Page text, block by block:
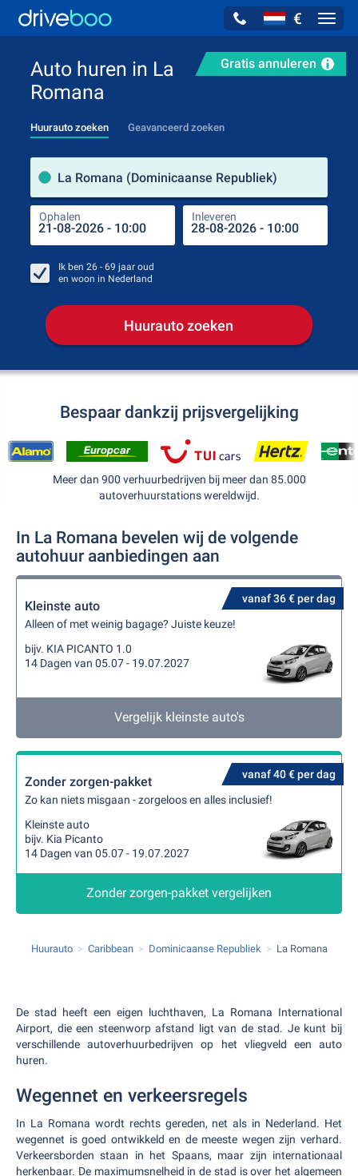
€
Gratis annuleren
Auto huren in La
Romana
Huurauto zoeken Geavanceerd zoeken
La Romana (Dominicaanse Republiek)
Ophalen Inleveren
Ik ben 26 - 69 jaar oud
en woon in Nederland
Huurauto zoeken
Bespaar dankzij prijsvergelijking
Meer dan 900 verhuurbedrijven bij meer dan 85.000
autoverhuurstations wereldwijd.
In La Romana bevelen wij de volgende
autohuur aanbiedingen aan
vanaf 36 € per dag
Kleinste auto
Alleen of met weinig bagage? Juiste keuze!
bijv. KIA PICANTO 1.0
14 Dagen van 05.07 - 19.07.2027
Vergelijk kleinste auto's
vanaf 40 € per dag
Zonder zorgen-pakket
Zo kan niets misgaan - zorgeloos en alles inclusief!
Kleinste auto
bijv. Kia Picanto
14 Dagen van 05.07 - 19.07.2027
Zonder zorgen-pakket vergelijken
Huurauto Caribbean Dominicaanse Republiek La Romana
De stad heeft een eigen luchthaven, La Romana International
Airport, die een steenworp afstand ligt van de stad. Je kunt bij
verschillende autoverhuurbedrijven op het vliegveld een auto
huren.
Wegennet en verkeersregels
In La Romana wordt rechts gereden, net als in Nederland. Het
wegennet is goed ontwikkeld en de meeste wegen zijn verhard.
Verkeersborden staan in het Spaans, maar zijn internationaal
herkenbaar. De maximumsnelheid in de stad is over het algemeen